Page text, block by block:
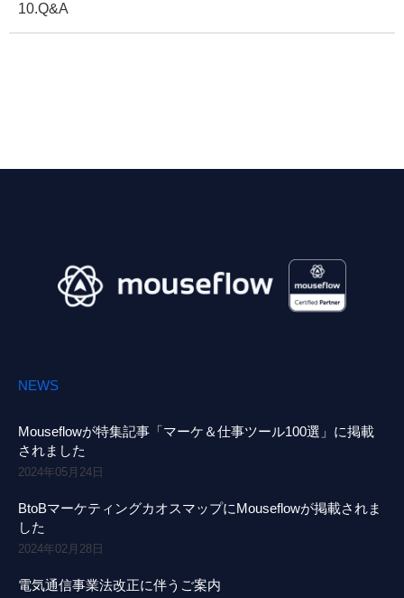
10.Q&A
NEWS
Mouseflowが特集記事「マーケ＆仕事ツール100選」に掲載
されました
2024年05月24日
BtoBマーケティングカオスマップにMouseflowが掲載されま
した
2024年02月28日
電気通信事業法改正に伴うご案内